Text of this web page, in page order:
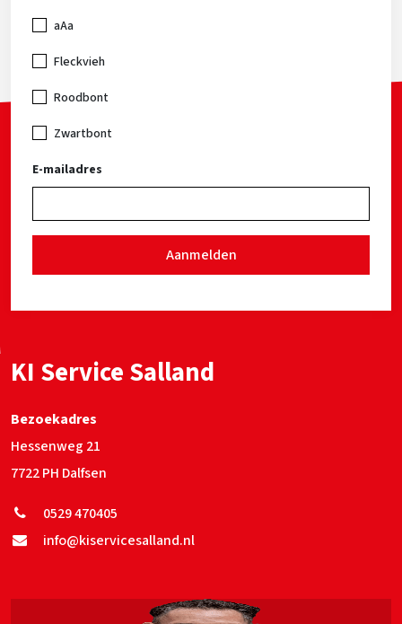
aAa
Fleckvieh
Roodbont
Zwartbont
E-mailadres
Aanmelden
KI Service Salland
Bezoekadres
Hessenweg 21
7722 PH Dalfsen
0529 470405
info@kiservicesalland.nl